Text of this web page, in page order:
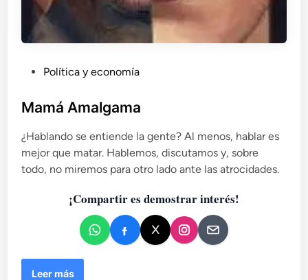
b
i
c
a
Política y economía
Mamá Amalgama
¿Hablando se entiende la gente? Al menos, hablar es
mejor que matar. Hablemos, discutamos y, sobre
todo, no miremos para otro lado ante las atrocidades.
¡Compartir es demostrar interés!
M
Leer más